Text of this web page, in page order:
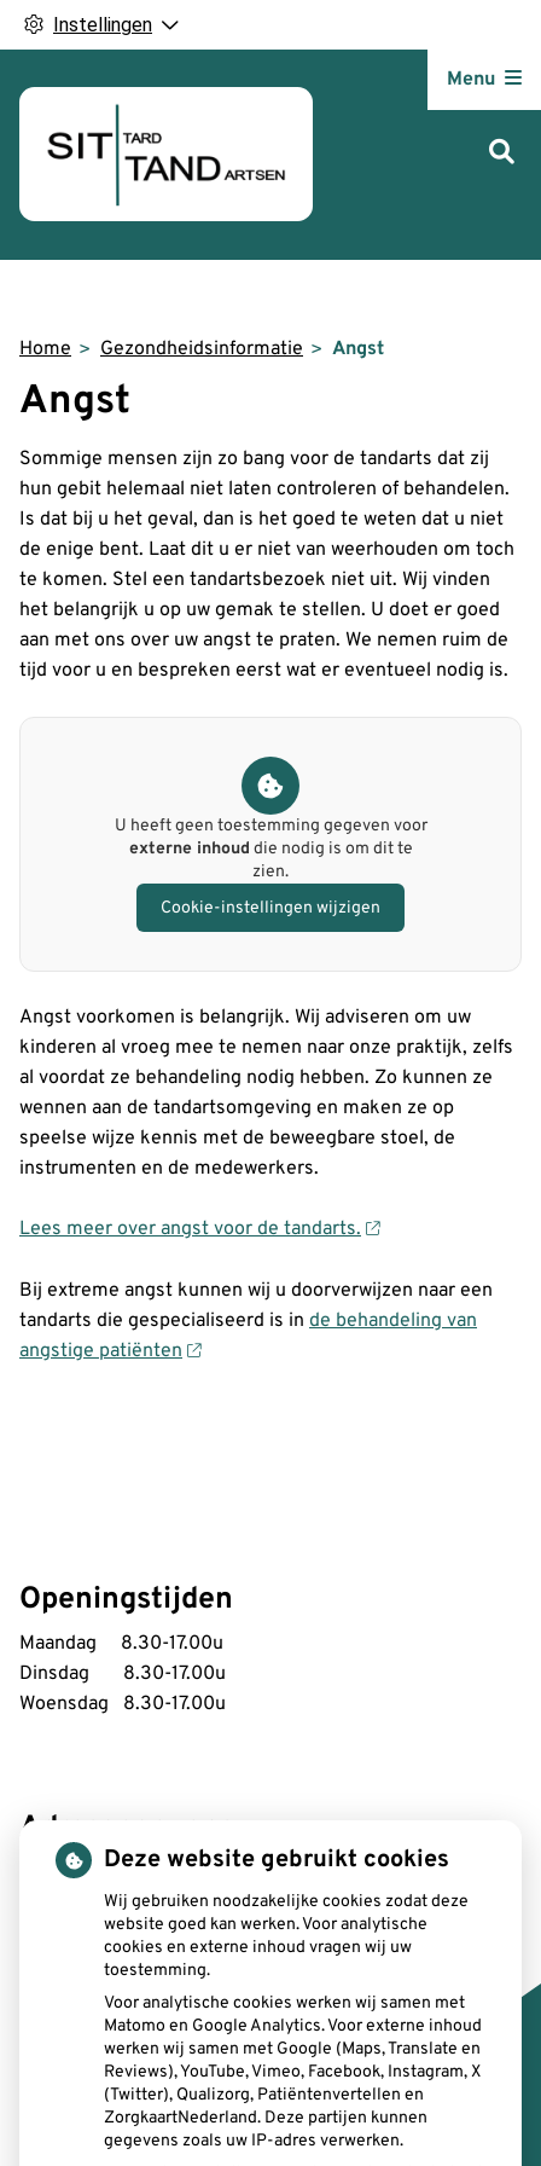
Instellingen
Menu
Home Gezondheidsinformatie Angst
Angst
Sommige mensen zijn zo bang voor de tandarts dat zij
hun gebit helemaal niet laten controleren of behandelen.
Is dat bij u het geval, dan is het goed te weten dat u niet
de enige bent. Laat dit u er niet van weerhouden om toch
te komen. Stel een tandartsbezoek niet uit. Wij vinden
het belangrijk u op uw gemak te stellen. U doet er goed
aan met ons over uw angst te praten. We nemen ruim de
tijd voor u en bespreken eerst wat er eventueel nodig is.
U heeft geen toestemming gegeven voor
externe inhoud die nodig is om dit te
zien.
Cookie-instellingen wijzigen
Angst voorkomen is belangrijk. Wij adviseren om uw
kinderen al vroeg mee te nemen naar onze praktijk, zelfs
al voordat ze behandeling nodig hebben. Zo kunnen ze
wennen aan de tandartsomgeving en maken ze op
speelse wijze kennis met de beweegbare stoel, de
instrumenten en de medewerkers.
Lees meer over angst voor de tandarts.
Bij extreme angst kunnen wij u doorverwijzen naar een
tandarts die gespecialiseerd is in de behandeling van
angstige patiënten
Openingstijden
Maandag 8.30-17.00u
Dinsdag 8.30-17.00u
Woensdag 8.30-17.00u
Adresgegevens:
SitTand
Bergstraat 3
6131 AV Sittard
info@sittand.nl
046-2077124
E-mail intercollegiaal: sittand@zorgmail.nl
Deze website gebruikt cookies
Wij gebruiken noodzakelijke cookies zodat deze
website goed kan werken. Voor analytische
cookies en externe inhoud vragen wij uw
toestemming.
Voor analytische cookies werken wij samen met
Matomo en Google Analytics. Voor externe inhoud
werken wij samen met Google (Maps, Translate en
Reviews), YouTube, Vimeo, Facebook, Instagram, X
(Twitter), Qualizorg, Patiëntenvertellen en
ZorgkaartNederland. Deze partijen kunnen
gegevens zoals uw IP-adres verwerken.